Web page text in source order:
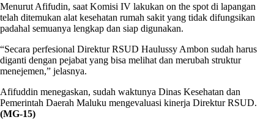
Menurut Afifudin, saat Komisi IV lakukan on the spot di lapangan
telah ditemukan alat kesehatan rumah sakit yang tidak difungsikan
padahal semuanya lengkap dan siap digunakan.
“Secara perfesional Direktur RSUD Haulussy Ambon sudah harus
diganti dengan pejabat yang bisa melihat dan merubah struktur
menejemen,” jelasnya.
Afifuddin menegaskan, sudah waktunya Dinas Kesehatan dan
Pemerintah Daerah Maluku mengevaluasi kinerja Direktur RSUD.
(MG-15)